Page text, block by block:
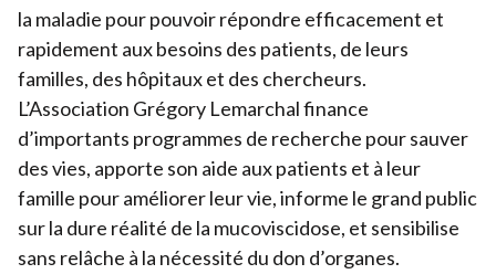
la maladie pour pouvoir répondre efficacement et
rapidement aux besoins des patients, de leurs
familles, des hôpitaux et des chercheurs.
L’Association Grégory Lemarchal finance
d’importants programmes de recherche pour sauver
des vies, apporte son aide aux patients et à leur
famille pour améliorer leur vie, informe le grand public
sur la dure réalité de la mucoviscidose, et sensibilise
sans relâche à la nécessité du don d’organes.